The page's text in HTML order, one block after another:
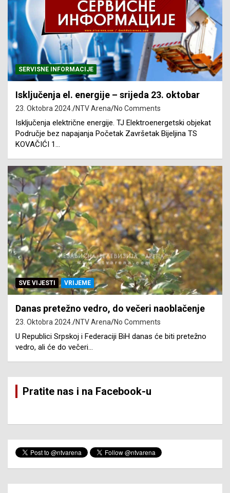
SERVISNE INFORMACIJE
Isključenja el. energije – srijeda 23. oktobar
23. Oktobra 2024. NTV Arena No Comments
Isključenja električne energije. TJ Elektroenergetski objekat
Područje bez napajanja Početak Završetak Bijeljina TS
KOVAČIĆI 1…
SVE VIJESTI VRIJEME
Danas pretežno vedro, do večeri naoblačenje
23. Oktobra 2024. NTV Arena No Comments
U Republici Srpskoj i Federaciji BiH danas će biti pretežno
vedro, ali će do večeri…
Pratite nas i na Facebook-u